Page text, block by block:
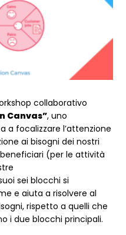
collaborativo
Canvas”, uno
focalizzare l’attenzione
ai bisogni dei nostri
(per le attività
sei blocchi si
e aiuta a risolvere al
rispetto a quelli che
i due blocchi principali.